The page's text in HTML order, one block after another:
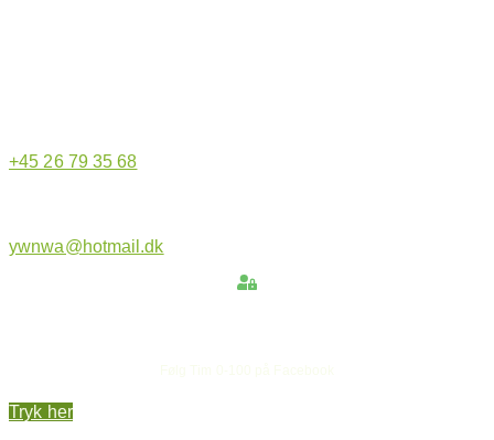
+45 26 79 35 68
ywnwa@hotmail.dk
Tryk her